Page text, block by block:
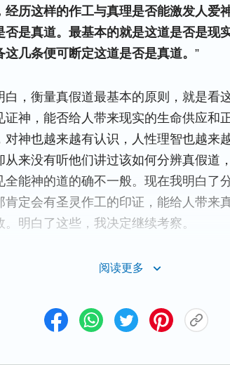
经历这样的作工与真理是否能激发人爱
否是真道。最基本的就是这道是否是现
几条便可断定这道是否是真道。 ”
白，衡量真假道最基本的原则，就是看
神，能否给人带来现实的生命供应和
对神也越来越有认识，人性理智也越来
从来没有听他们讲过该如何分辨真假道
全能神的道的确不一般。现在我明白了
肯定会有圣灵作工的印证，能给人带来
明白了这些，我决定继续考察。
阅读更多